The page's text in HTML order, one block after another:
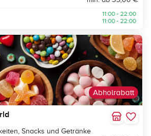
11:00 - 22:00
11:00 - 22:00
Abholrabatt
Snacks und Getränke